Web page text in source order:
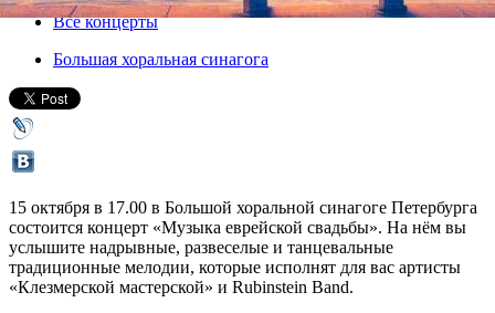
Все концерты
Большая хоральная синагога
15 октября в 17.00 в Большой хоральной синагоге Петербурга
состоится концерт «Музыка еврейской свадьбы». На нём вы
услышите надрывные, развеселые и танцевальные
традиционные мелодии, которые исполнят для вас артисты
«Клезмерской мастерской» и Rubinstein Band.